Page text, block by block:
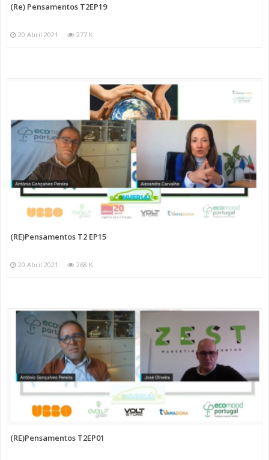
(Re) Pensamentos T2EP19
20 Abril 2021 277 K
(RE)Pensamentos T2 EP15
20 Abril 2021 268 K
(RE)Pensamentos T2EP01